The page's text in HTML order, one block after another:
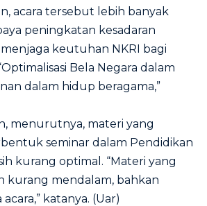
acara tersebut lebih banyak
peningkatan kesadaran
keutuhan NKRI bagi
Bela Negara dalam
dalam hidup beragama,”
menurutnya, materi yang
seminar dalam Pendidikan
kurang optimal. “Materi yang
kurang mendalam, bahkan
katanya. (Uar)